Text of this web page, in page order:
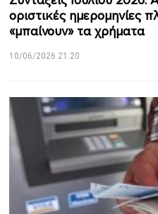
οριστικές ημερομηνίες
«μπαίνουν» τα χρήματα
10/06/2026 21:20